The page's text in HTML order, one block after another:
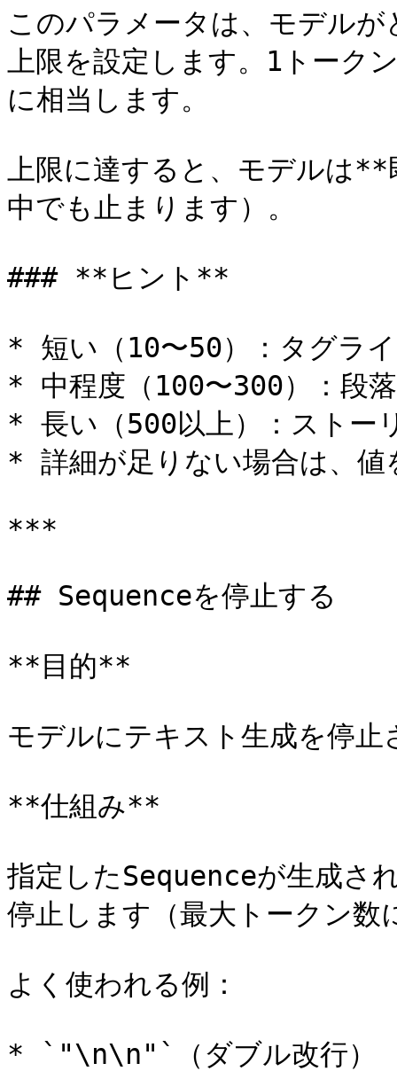
このパラメータは、モデル
上限を設定します。1トーク
に相当します。
上限に達すると、モデルは
中でも止まります）。
### **ヒント**
* 短い（10〜50）：タグラ
* 中程度（100〜300）：段
* 長い（500以上）：ストー
* 詳細が足りない場合は、値
***
## Sequenceを停止する
**目的**
モデルにテキスト生成を停
**仕組み**
指定したSequenceが生成さ
停止します（最大トークン
よく使われる例：
* `"\n\n"`（ダブル改行）